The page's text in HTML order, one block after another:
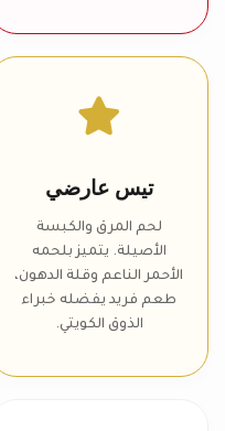
تيس عارضي
لحم المرق والكبسة
الأصيلة. يتميز بلحمه
الأحمر الناعم وقلة الدهون،
طعم فريد يفضله خبراء
الذوق الكويتي.